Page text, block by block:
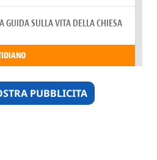
PUBBLICITA